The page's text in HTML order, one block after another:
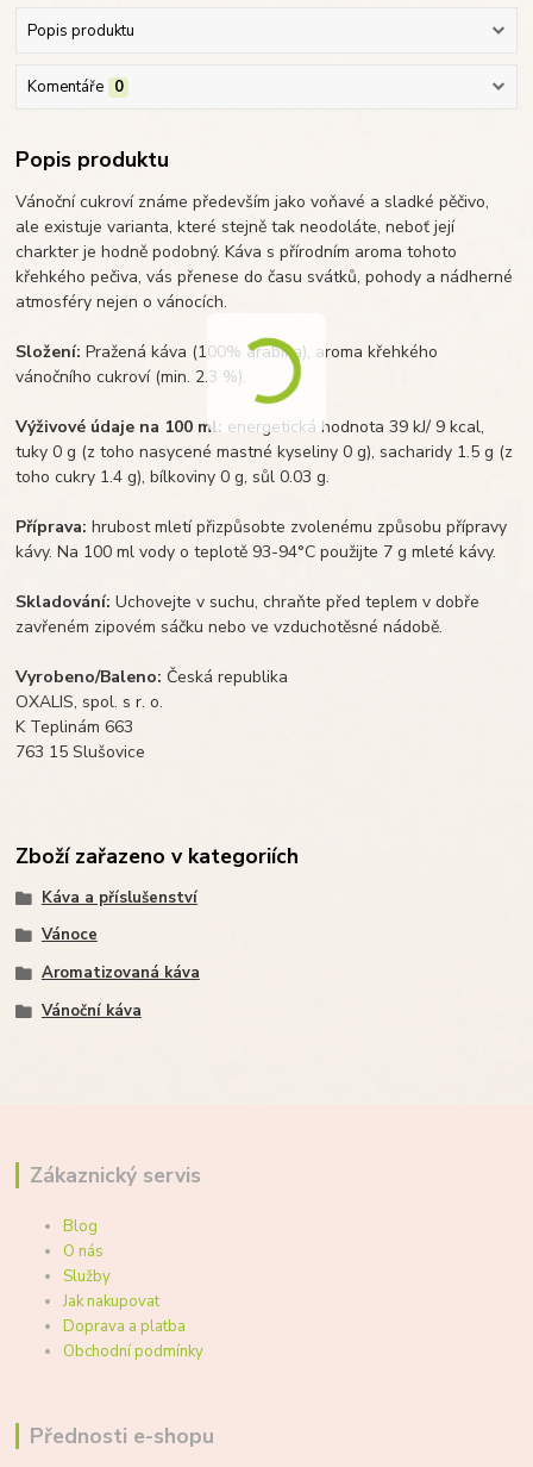
Popis produktu
Komentáře 0
Popis produktu
Vánoční cukroví známe především jako voňavé a sladké pěčivo,
ale existuje varianta, které stejně tak neodoláte, neboť její
charkter je hodně podobný. Káva s přírodním aroma tohoto
křehkého pečiva, vás přenese do času svátků, pohody a nádherné
atmosféry nejen o vánocích.
Složení:Pražená káva (100% arabika), aroma křehkého
vánočního cukroví (min. 2.3 %).
Výživové údaje na 100 ml: energetická hodnota 39 kJ/ 9 kcal,
tuky 0 g (z toho nasycené mastné kyseliny 0 g), sacharidy 1.5 g (z
toho cukry 1.4 g), bílkoviny 0 g, sůl 0.03 g.
Příprava: hrubost mletí přizpůsobte zvolenému způsobu přípravy
kávy. Na 100 ml vody o teplotě 93-94°C použijte 7 g mleté kávy.
Skladování: Uchovejte v suchu, chraňte před teplem v dobře
zavřeném zipovém sáčku nebo ve vzduchotěsné nádobě.
Vyrobeno/Baleno: Česká republika
OXALIS, spol. s r. o.
K Teplinám 663
763 15 Slušovice
Zboží zařazeno v kategoriích
Káva a příslušenství
Vánoce
Aromatizovaná káva
Vánoční káva
Zákaznický servis
Blog
O nás
Služby
Jak nakupovat
Doprava a platba
Obchodní podmínky
Přednosti e-shopu